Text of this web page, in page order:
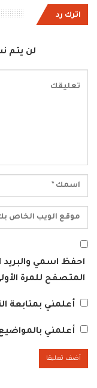
اترك رد
لن يتم
احفظ اسمي والبريد
المتصفح للمرة
أعلمني بمتابعة
أعلمني